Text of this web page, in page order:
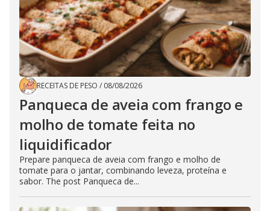
RECEITAS DE PESO / 08/08/2026
Panqueca de aveia com frango e
molho de tomate feita no
liquidificador
Prepare panqueca de aveia com frango e molho de
tomate para o jantar, combinando leveza, proteína e
sabor. The post Panqueca de...